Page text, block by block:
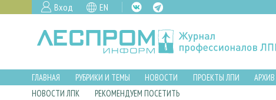
Вход EN
ГЛАВНАЯ РУБРИКИ И ТЕМЫ НОВОСТИ ПРОЕКТЫ ЛПИ АРХИВ
НОВОСТИ ЛПК
РЕКОМЕНДУЕМ ПОСЕТИТЬ